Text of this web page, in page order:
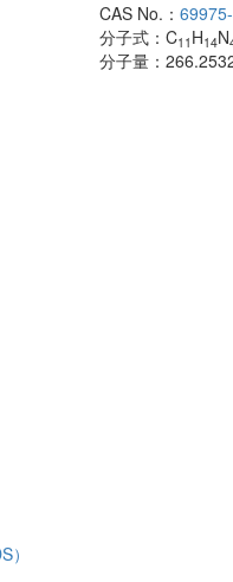
CAS No.：
分子式：C11 H14N
分子量：